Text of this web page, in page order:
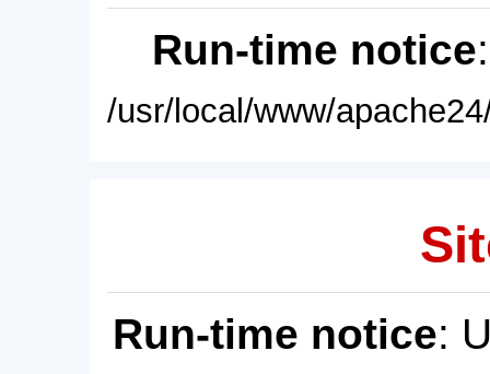
Run-time notice
/usr/local/www/
Run-time notice: